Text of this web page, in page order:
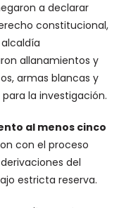
a declarar
constitucional,
allanamientos y
armas blancas y
la investigación.
al menos cinco
con el proceso
del
estricta reserva.